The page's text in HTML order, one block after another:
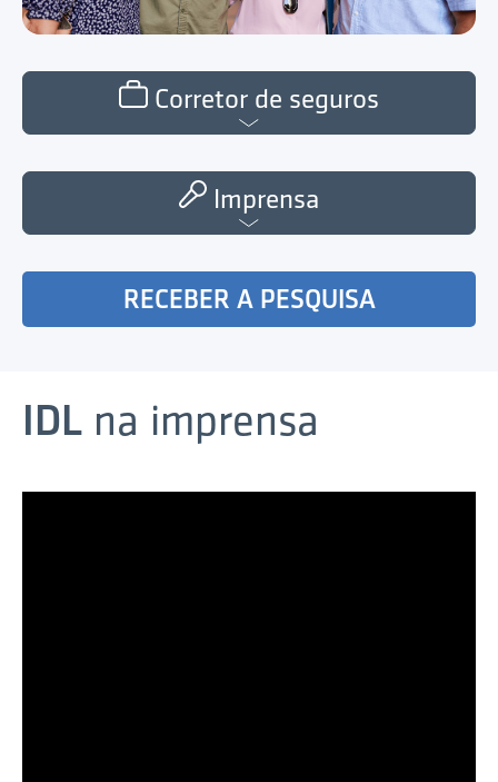
Corretor de seguros
Imprensa
RECEBER A PESQUISA
IDL na imprensa